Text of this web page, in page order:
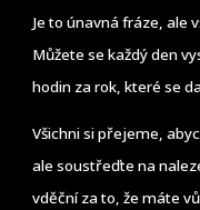
Je to únavná fráze, ale
Můžete se každý den
hodin za rok, které se
Všichni si přejeme,
ale soustřeďte na
vděční za to, že máte